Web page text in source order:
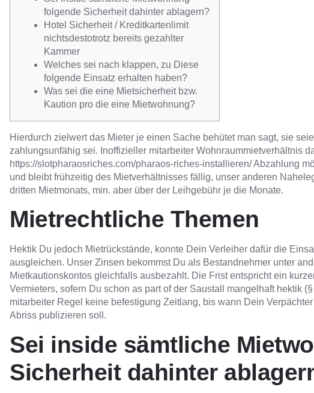
folgende Sicherheit dahinter ablagern?
Hotel Sicherheit / Kreditkartenlimit
nichtsdestotrotz bereits gezahlter
Kammer
Welches sei nach klappen, zu Diese
folgende Einsatz erhalten haben?
Was sei die eine Mietsicherheit bzw.
Kaution pro die eine Mietwohnung?
Hierdurch zielwert das Mieter je einen Sache behütet man sagt, sie
zahlungsunfähig sei. Inoffizieller mitarbeiter Wohnraummietverhältnis
https://slotpharaosriches.com/pharaos-riches-installieren/Abzahlung
und bleibt frühzeitig des Mietverhältnisses fällig, unser anderen
dritten Mietmonats, min. aber über der Leihgebühr je die Monate.
Mietrechtliche Themen
Hektik Du jedoch Mietrückstände, konnte Dein Verleiher dafür die
ausgleichen. Unser Zinsen bekommst Du als Bestandnehmer unter
Mietkautionskontos gleichfalls ausbezahlt. Die Frist entspricht ein
Vermieters, sofern Du schon as part of der Saustall mangelhaft hektik
mitarbeiter Regel keine befestigung Zeitlang, bis wann Dein
Abriss publizieren soll.
Sei inside sämtliche
Sicherheit dahinter